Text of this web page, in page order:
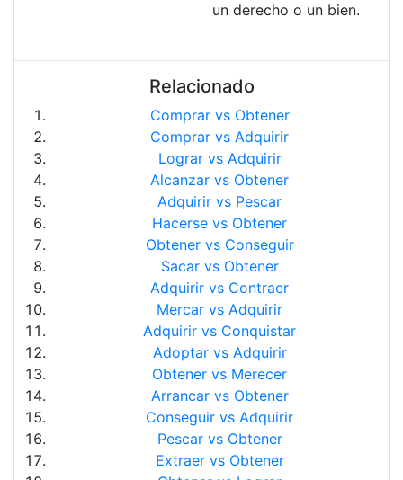
un derecho o un bien.
Relacionado
Comprar vs Obtener
Comprar vs Adquirir
Lograr vs Adquirir
Alcanzar vs Obtener
Adquirir vs Pescar
Hacerse vs Obtener
Obtener vs Conseguir
Sacar vs Obtener
Adquirir vs Contraer
Mercar vs Adquirir
Adquirir vs Conquistar
Adoptar vs Adquirir
Obtener vs Merecer
Arrancar vs Obtener
Conseguir vs Adquirir
Pescar vs Obtener
Extraer vs Obtener